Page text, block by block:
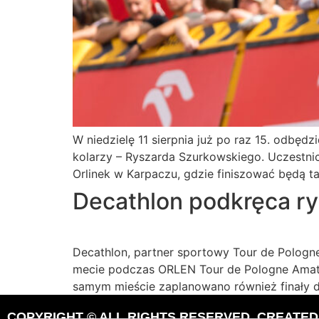
W niedzielę 11 sierpnia już po raz 15.
kolarzy – Ryszarda Szurkowskiego.
Orlinek w Karpaczu, gdzie finiszować będą
Decathlon podkręca
Decathlon, partner sportowy Tour de
mecie podczas ORLEN Tour de Pologne
samym mieście zaplanowano również